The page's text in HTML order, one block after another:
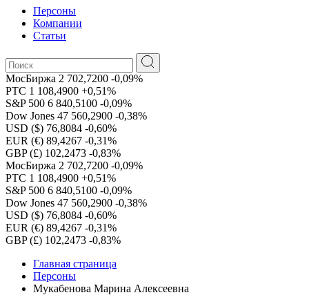
Персоны
Компании
Статьи
МосБиржа 2 702,7200 -0,09%
РТС 1 108,4900 +0,51%
S&P 500 6 840,5100 -0,09%
Dow Jones 47 560,2900 -0,38%
USD ($) 76,8084 -0,60%
EUR (€) 89,4267 -0,31%
GBP (£) 102,2473 -0,83%
МосБиржа 2 702,7200 -0,09%
РТС 1 108,4900 +0,51%
S&P 500 6 840,5100 -0,09%
Dow Jones 47 560,2900 -0,38%
USD ($) 76,8084 -0,60%
EUR (€) 89,4267 -0,31%
GBP (£) 102,2473 -0,83%
Главная страница
Персоны
Мукабенова Марина Алексеевна